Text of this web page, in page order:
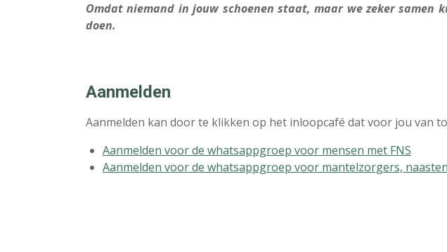
Omdat niemand in jouw schoenen staat, maar we zeker
doen.
Aanmelden
Aanmelden kan door te klikken op het inloopcafé dat voor jou van
Aanmelden voor de whatsappgroep voor mensen met FNS
Aanmelden voor de whatsappgroep voor mantelzorgers,